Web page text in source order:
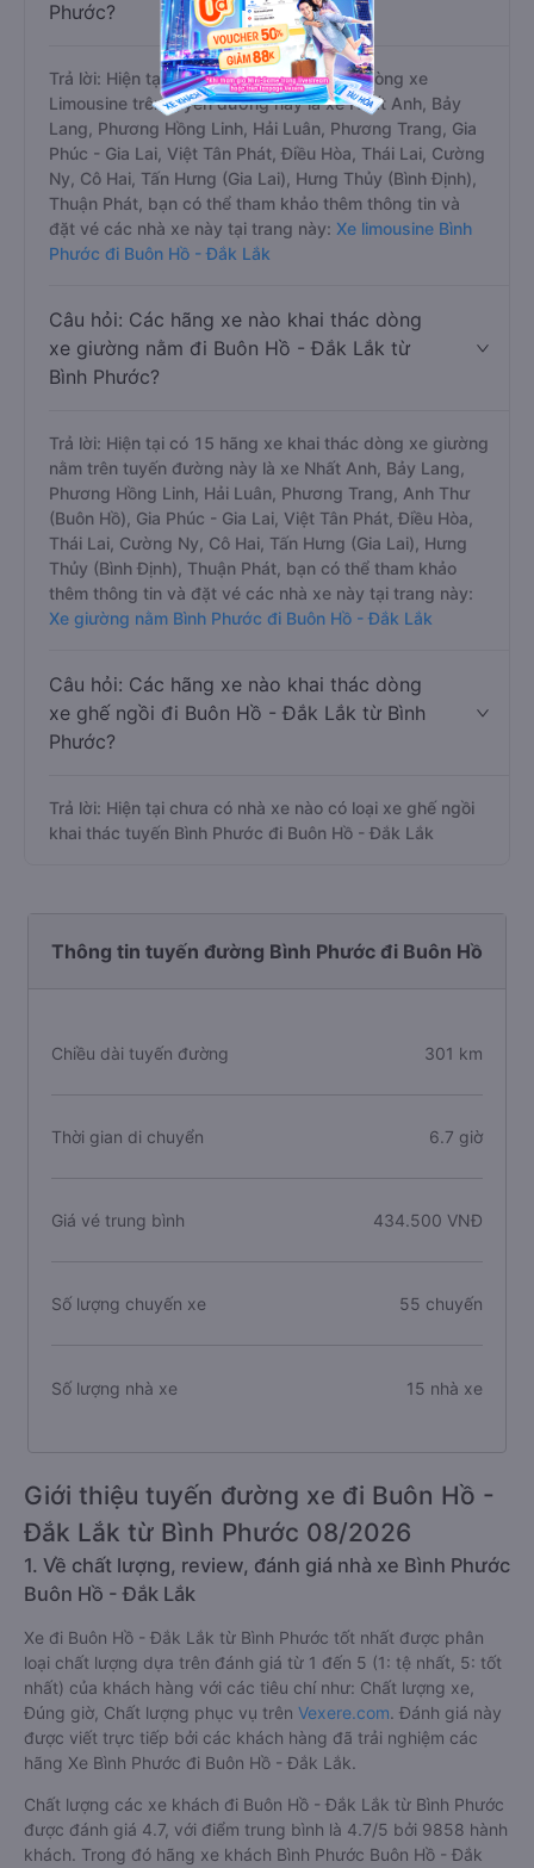
Phước?
Trả lời: Hiện tại có 14 hãng xe khai thác dòng xe
Limousine trên tuyến đường này là xe Nhất Anh, Bảy
Lang, Phương Hồng Linh, Hải Luân, Phương Trang, Gia
Phúc - Gia Lai, Việt Tân Phát, Điều Hòa, Thái Lai, Cường
Ny, Cô Hai, Tấn Hưng (Gia Lai), Hưng Thủy (Bình Định),
Thuận Phát, bạn có thể tham khảo thêm thông tin và
đặt vé các nhà xe này tại trang này: Xe limousine Bình
Phước đi Buôn Hồ - Đắk Lắk
Câu hỏi: Các hãng xe nào khai thác dòng
xe giường nằm đi Buôn Hồ - Đắk Lắk từ
Bình Phước?
Trả lời: Hiện tại có 15 hãng xe khai thác dòng xe giường
nằm trên tuyến đường này là xe Nhất Anh, Bảy Lang,
Phương Hồng Linh, Hải Luân, Phương Trang, Anh Thư
(Buôn Hồ), Gia Phúc - Gia Lai, Việt Tân Phát, Điều Hòa,
Thái Lai, Cường Ny, Cô Hai, Tấn Hưng (Gia Lai), Hưng
Thủy (Bình Định), Thuận Phát, bạn có thể tham khảo
thêm thông tin và đặt vé các nhà xe này tại trang này:
Xe giường nằm Bình Phước đi Buôn Hồ - Đắk Lắk
Câu hỏi: Các hãng xe nào khai thác dòng
xe ghế ngồi đi Buôn Hồ - Đắk Lắk từ Bình
Phước?
Trả lời: Hiện tại chưa có nhà xe nào có loại xe ghế ngồi
khai thác tuyến Bình Phước đi Buôn Hồ - Đắk Lắk
Thông tin tuyến đường Bình Phước đi Buôn Hồ
Chiều dài tuyến đường 301 km
Thời gian di chuyển 6.7 giờ
Giá vé trung bình 434.500 VNĐ
Số lượng chuyến xe 55 chuyến
Số lượng nhà xe 15 nhà xe
Giới thiệu tuyến đường xe đi Buôn Hồ -
Đắk Lắk từ Bình Phước 08/2026
1. Về chất lượng, review, đánh giá nhà xe Bình Phước
Buôn Hồ - Đắk Lắk
Xe đi Buôn Hồ - Đắk Lắk từ Bình Phước tốt nhất được phân
loại chất lượng dựa trên đánh giá từ 1 đến 5 (1: tệ nhất, 5: tốt
nhất) của khách hàng với các tiêu chí như: Chất lượng xe,
Đúng giờ, Chất lượng phục vụ trên Vexere.com. Đánh giá này
được viết trực tiếp bởi các khách hàng đã trải nghiệm các
hãng Xe Bình Phước đi Buôn Hồ - Đắk Lắk.
Chất lượng các xe khách đi Buôn Hồ - Đắk Lắk từ Bình Phước
được đánh giá 4.7, với điểm trung bình là 4.7/5 bởi 9858 hành
khách. Trong đó hãng xe khách Bình Phước Buôn Hồ - Đắk